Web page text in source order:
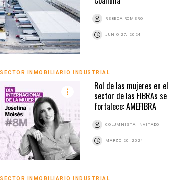
REBECA ROMERO
JUNIO 27, 2024
SECTOR INMOBILIARIO INDUSTRIAL
Rol de las mujeres en el
sector de las FIBRAs se
fortalece: AMEFIBRA
COLUMNISTA INVITADO
MARZO 20, 2024
SECTOR INMOBILIARIO INDUSTRIAL